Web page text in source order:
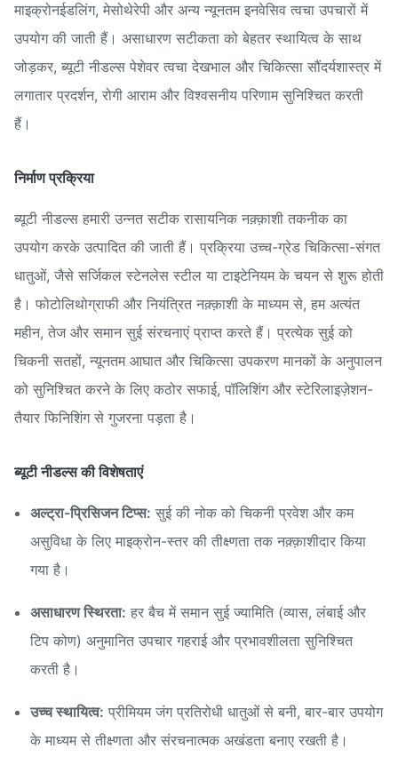
माइक्रोनईडलिंग, मेसोथेरेपी और अन्य न्यूनतम इनवेसिव त्वचा उपचारों में
उपयोग की जाती हैं। असाधारण सटीकता को बेहतर स्थायित्व के साथ
जोड़कर, ब्यूटी नीडल्स पेशेवर त्वचा देखभाल और चिकित्सा सौंदर्यशास्त्र में
लगातार प्रदर्शन, रोगी आराम और विश्वसनीय परिणाम सुनिश्चित करती
हैं।
निर्माण प्रक्रिया
ब्यूटी नीडल्स हमारी उन्नत सटीक रासायनिक नक़्क़ाशी तकनीक का
उपयोग करके उत्पादित की जाती हैं। प्रक्रिया उच्च-ग्रेड चिकित्सा-संगत
धातुओं, जैसे सर्जिकल स्टेनलेस स्टील या टाइटेनियम के चयन से शुरू होती
है। फोटोलिथोग्राफी और नियंत्रित नक़्क़ाशी के माध्यम से, हम अत्यंत
महीन, तेज और समान सुई संरचनाएं प्राप्त करते हैं। प्रत्येक सुई को
चिकनी सतहों, न्यूनतम आघात और चिकित्सा उपकरण मानकों के अनुपालन
को सुनिश्चित करने के लिए कठोर सफाई, पॉलिशिंग और स्टेरिलाइज़ेशन-
तैयार फिनिशिंग से गुजरना पड़ता है।
ब्यूटी नीडल्स की विशेषताएं
अल्ट्रा-प्रिसिजन टिप्स: सुई की नोक को चिकनी प्रवेश और कम
असुविधा के लिए माइक्रोन-स्तर की तीक्ष्णता तक नक़्क़ाशीदार किया
गया है।
असाधारण स्थिरता: हर बैच में समान सुई ज्यामिति (व्यास, लंबाई और
टिप कोण) अनुमानित उपचार गहराई और प्रभावशीलता सुनिश्चित
करती है।
उच्च स्थायित्व: प्रीमियम जंग प्रतिरोधी धातुओं से बनी, बार-बार उपयोग
के माध्यम से तीक्ष्णता और संरचनात्मक अखंडता बनाए रखती है।